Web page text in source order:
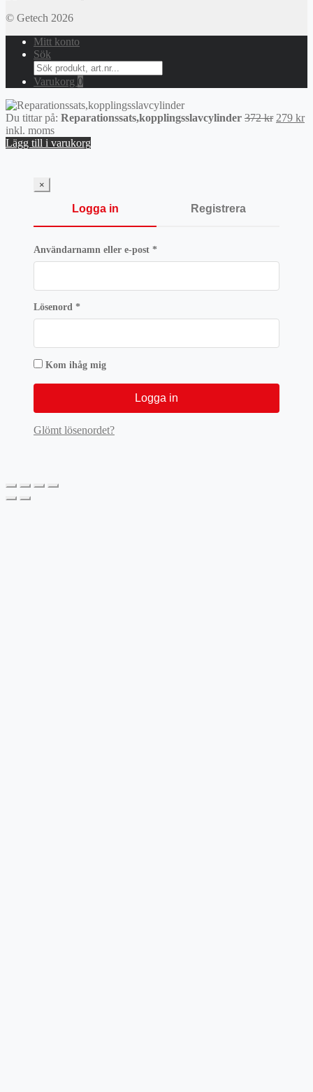
© Getech 2026
Mitt konto
Sök
Search
for:
Varukorg 0
Du tittar på: Reparationssats,kopplingsslavcylinder 372kr Det
279 kr
inkl. moms
Lägg till i varukorg
×
Logga in Registrera
Användarnamn eller e-post *Obligatoriskt
Lösenord *Obligatoriskt
Kom ihåg mig
Logga in
Glömt lösenordet?